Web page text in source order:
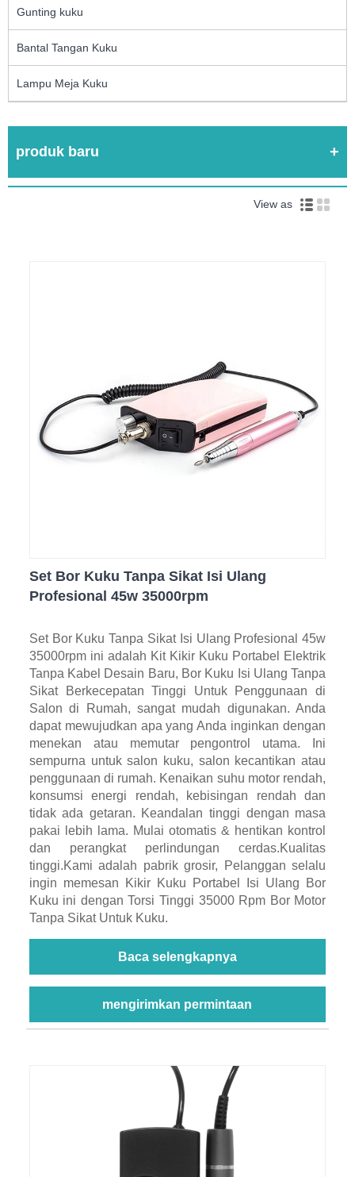
Gunting kuku
Bantal Tangan Kuku
Lampu Meja Kuku
produk baru
View as
Set Bor Kuku Tanpa Sikat Isi Ulang
Profesional 45w 35000rpm
Set Bor Kuku Tanpa Sikat Isi Ulang Profesional 45w
35000rpm ini adalah Kit Kikir Kuku Portabel Elektrik
Tanpa Kabel Desain Baru, Bor Kuku Isi Ulang Tanpa
Sikat Berkecepatan Tinggi Untuk Penggunaan di
Salon di Rumah, sangat mudah digunakan. Anda
dapat mewujudkan apa yang Anda inginkan dengan
menekan atau memutar pengontrol utama. Ini
sempurna untuk salon kuku, salon kecantikan atau
penggunaan di rumah. Kenaikan suhu motor rendah,
konsumsi energi rendah, kebisingan rendah dan
tidak ada getaran. Keandalan tinggi dengan masa
pakai lebih lama. Mulai otomatis & hentikan kontrol
dan perangkat perlindungan cerdas.Kualitas
tinggi.Kami adalah pabrik grosir, Pelanggan selalu
ingin memesan Kikir Kuku Portabel Isi Ulang Bor
Kuku ini dengan Torsi Tinggi 35000 Rpm Bor Motor
Tanpa Sikat Untuk Kuku.
Baca selengkapnya
mengirimkan permintaan